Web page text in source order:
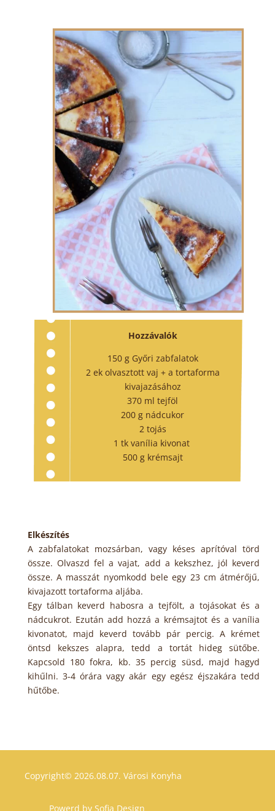
Hozzávalók
150 g Győri zabfalatok
2 ek olvasztott vaj + a tortaforma
kivajazásához
370 ml tejföl
200 g nádcukor
2 tojás
1 tk vanília kivonat
500 g krémsajt
Elkészítés
A zabfalatokat mozsárban, vagy késes aprítóval törd
össze. Olvaszd fel a vajat, add a kekszhez, jól keverd
össze. A masszát nyomkodd bele egy 23 cm átmérőjű,
kivajazott tortaforma aljába.
Egy tálban keverd habosra a tejfölt, a tojásokat és a
nádcukrot. Ezután add hozzá a krémsajtot és a vanília
kivonatot, majd keverd tovább pár percig. A krémet
öntsd kekszes alapra, tedd a tortát hideg sütőbe.
Kapcsold 180 fokra, kb. 35 percig süsd, majd hagyd
kihűlni. 3-4 órára vagy akár egy egész éjszakára tedd
hűtőbe.
Copyright© 2026.08.07. Városi Konyha
Powerd by Sofia Design